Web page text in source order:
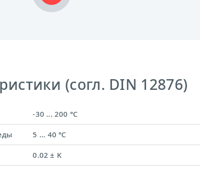
(согл. DIN 12876)
-30 ... 200 °C
5 ... 40 °C
0.02 ± K